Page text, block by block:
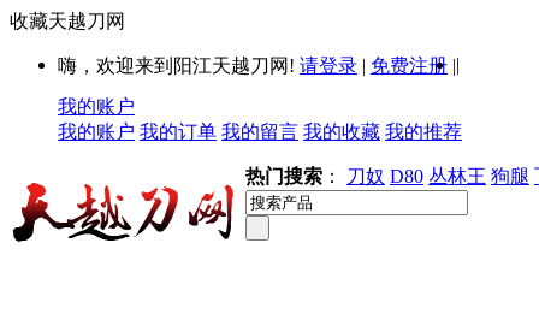
收藏天越刀网
嗨，欢迎来到阳江天越刀网! 请登录 | 免费注册 ||
我的账户
我的账户 我的订单 我的留言 我的收藏 我的推荐
热门搜索 ： 刀奴 D80 丛林王 狗腿